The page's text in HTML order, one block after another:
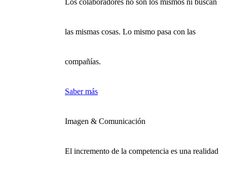
Los colaboradores no son los mismos ni buscan
las mismas cosas. Lo mismo pasa con las
compañías.
Saber más
Imagen & Comunicación
El incremento de la competencia es una realidad